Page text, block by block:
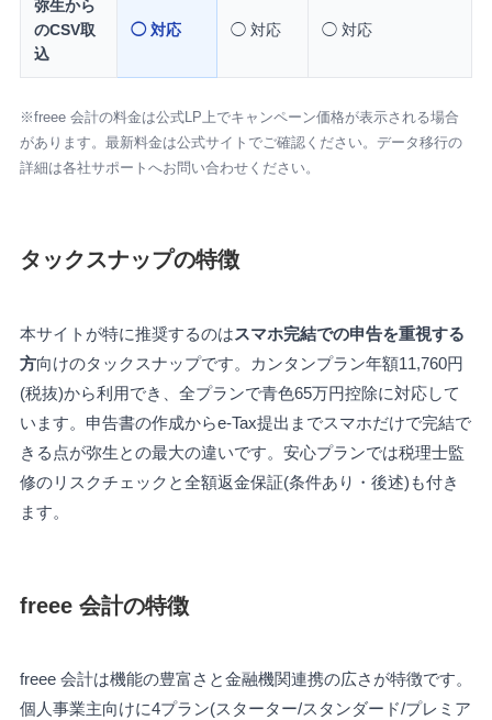
弥生から
のCSV取
込
◯ 対応 ◯ 対応 ◯ 対応
※freee 会計の料金は公式LP上でキャンペーン価格が表示される場合
があります。最新料金は公式サイトでご確認ください。データ移行の
詳細は各社サポートへお問い合わせください。
タックスナップの特徴
本サイトが特に推奨するのはスマホ完結での申告を重視する
方向けのタックスナップです。カンタンプラン年額11,760円
(税抜)から利用でき、全プランで青色65万円控除に対応して
います。申告書の作成からe-Tax提出までスマホだけで完結で
きる点が弥生との最大の違いです。安心プランでは税理士監
修のリスクチェックと全額返金保証(条件あり・後述)も付き
ます。
freee 会計の特徴
freee 会計は機能の豊富さと金融機関連携の広さが特徴です。
個人事業主向けに4プラン(スターター/スタンダード/プレミア